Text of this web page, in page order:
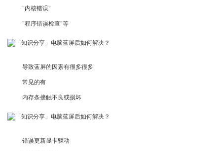
"内核错误"
"程序错误检查"等
导致蓝屏的因素有很多很多
常见的有
内存条接触不良或损坏
错误更新显卡驱动